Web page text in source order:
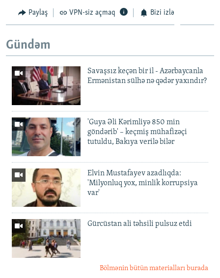
Paylaş VPN-siz açmaq Bizi izlə
Gündəm
Savaşsız keçən bir il - Azərbaycanla
Ermənistan sülhə nə qədər yaxındır?
'Guya Əli Kərimliyə 850 min
göndərib' – keçmiş mühafizəçi
tutuldu, Bakıya verilə bilər
Elvin Mustafayev azadlıqda:
'Milyonluq yox, minlik korrupsiya
var'
Gürcüstan ali təhsili pulsuz etdi
Bölmənin bütün materialları burada